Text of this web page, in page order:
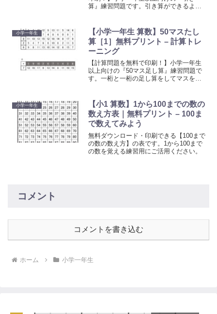
算』練習問題です。引き算ができるよう
数字と左側にある数字を引いてマスを埋
めていくプリントです。
小学一年生
【小学一年生 算数】50マスたし
算［1］無料プリント – 計算トレ
ーニング
【計算問題を無料で印刷！】小学一年生
以上向けの『50マス足し算』練習問題で
す。一桁と一桁の足し算をしてマスを埋
の段の数字と左側にある数字を足してマ
スを埋めていく計算プリントです。
小学一年生
【小1 算数】1から100までの数の
数え方表｜無料プリント – 100ま
で数えてみよう
無料ダウンロード・印刷できる【100まで
の数の数え方】の表です。1から100まで
の数を覚える練習用にご活用ください。
コメント
コメントを書き込む
ホーム 小学一年生